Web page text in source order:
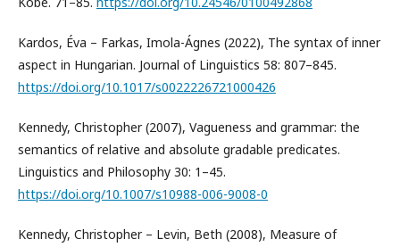
Kardos, Éva – Farkas, Imola-Ágnes (2022), The syntax of inner
aspect in Hungarian. Journal of Linguistics 58: 807–845.
https://doi.org/10.1017/s0022226721000426
Kennedy, Christopher (2007), Vagueness and grammar: the
semantics of relative and absolute gradable predicates.
Linguistics and Philosophy 30: 1–45.
https://doi.org/10.1007/s10988-006-9008-0
Kennedy, Christopher – Levin, Beth (2008), Measure of